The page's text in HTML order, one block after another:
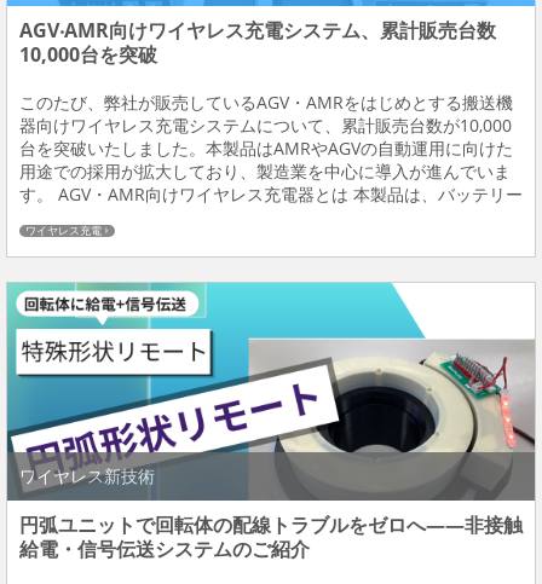
AGV‧AMR向けワイヤレス充電システム、累計販売台数
10,000台を突破
このたび、弊社が販売しているAGV・AMRをはじめとする搬送機
器向けワイヤレス充電システムについて、累計販売台数が10,000
台を突破いたしました。本製品はAMRやAGVの自動運用に向けた
用途での採用が拡大しており、製造業を中心に導入が進んでいま
す。 AGV・AMR向けワイヤレス充電器とは 本製品は、バッテリー
における作業者の負担軽減を目的...
ワイヤレス充電
ワイヤレス新技術
円弧ユニットで回転体の配線トラブルをゼロへ――非接触
給電・信号伝送システムのご紹介